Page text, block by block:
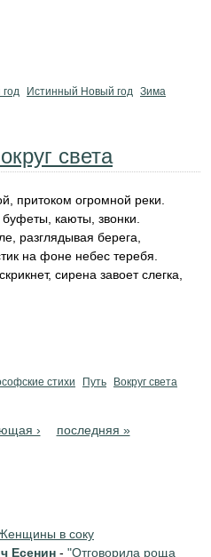
Истинный Новый год Зима
света
притоком огромной реки.
каюты, звонки.
разглядывая берега,
на фоне небес теребя.
сирена завоет слегка,
стихи Путь Вокруг света
› последняя »
в соку
Есенин - "Отговорила роща